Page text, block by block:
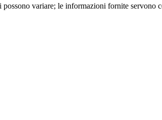
variare; le informazioni fornite servono